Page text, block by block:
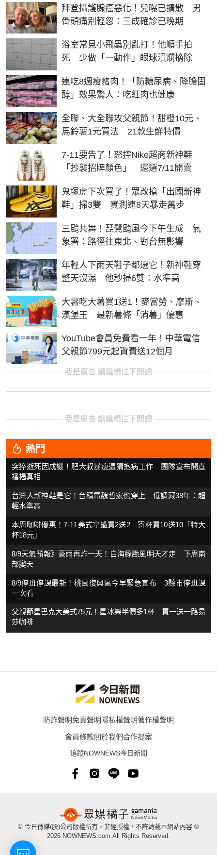
拜登攝護腺癌惡化！兒曝已擴散 男
骨頭痛別輕忽：三成確診已晚期
浴室常見小飛蟲別亂打！他順手拍
死 少做「一動作」眼球潰爛摘除
連吃8週瘦豬肉！「防糖尿病、降膽固
醇」效果驚人：吃紅肉也健康
全聯、大全聯攻父親節！甜橙10元、
馬鈴薯1元買法 21款生鮮特價
7-11要告了！怒控Nike超商新神鞋
「抄襲招牌顏色」 還選7/11開賣
鬼塚虎下次買了！眾改搶「出國新神
鞋」掃3雙 實測連8天暴走萬步
三颱共舞！琵鷺颱風今下午生成 氣
象署：路徑往東北、對台無影響
年輕人下雨天鞋子都選它！新神鞋穿
整天沒濕 他秒掃6雙：水準高
大暑吃大薯買1送1！麥當勞、摩斯、
漢堡王 最新薯條「消薯」優惠
YouTube會員免費看一年！中華電信
父親節799元起資費送12個月
我是廣告 請繼續往下閱讀
我是廣告 請繼續往下閱讀
熱門
突猝逝死因成謎！肥大叔暴瘦遭猜抱病工作 團隊宣布開直
播揭真相
台灣人新神鞋是它！台積電魏哲家也穿上 低調藏38年：超
輕水準高
本周咖啡優惠！7-11美式拿鐵買2送2 寄杯買10送10「特大
杯18元」
8/9天氣預報》豪雨再炸一天！白海豚颱風明天才走 下周南
部變天
8/9停班停課最新！桃園復興區今早緊急宣布 3縣市停班課
一次看
父親節星巴克大美式75元！星冰樂半價多1杯 買一送一路易
莎咖啡
防詐聲明免責聲明隱私權聲明著作權聲明
會員條款關於我們合作提案
追蹤NOWNEWS今日新聞
© 今日傳媒(股)公司版權所有，非經授權，不許轉載本網站內容 ©
2026 NOWNEWS.com.All Rights Reserved.